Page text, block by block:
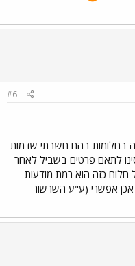
#6
בחלומות בהם חשבתי שדמות
לתאם פרטים בשביל לאחר
חלום כזה הוא רמת מודעות
אכן אפשרי (ע"ע השרשור